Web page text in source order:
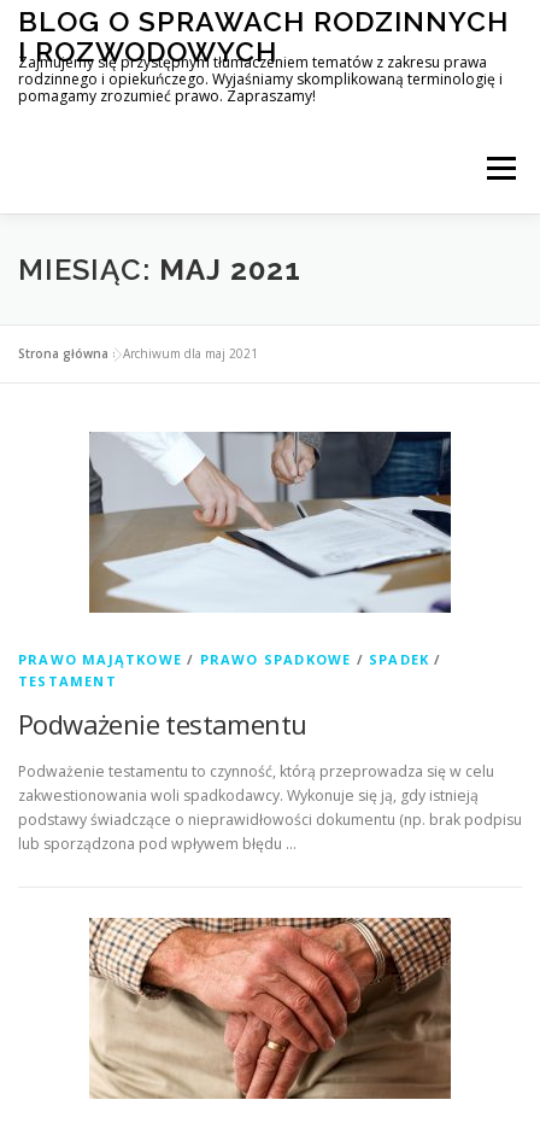
Przejdź
treści
BLOG O SPRAWACH RODZINNYCH
I ROZWODOWYCH
Zajmujemy się przystępnym tłumaczeniem tematów z zakresu prawa
rodzinnego i opiekuńczego. Wyjaśniamy skomplikowaną terminologię i
pomagamy zrozumieć prawo. Zapraszamy!
Menu
MIESIĄC: MAJ 2021
Strona główna »Archiwum dla maj 2021
PRAWO MAJĄTKOWE / PRAWO SPADKOWE / SPADEK /
TESTAMENT
Podważenie testamentu
Podważenie testamentu to czynność, którą przeprowadza się w celu
zakwestionowania woli spadkodawcy. Wykonuje się ją, gdy istnieją
podstawy świadczące o nieprawidłowości dokumentu (np. brak podpisu
lub sporządzona pod wpływem błędu …